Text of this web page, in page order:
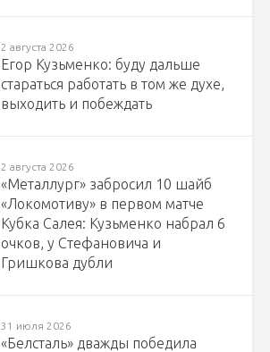
2 августа 2026
Егор Кузьменко: буду дальше
стараться работать в том же духе,
выходить и побеждать
2 августа 2026
«Металлург» забросил 10 шайб
«Локомотиву» в первом матче
Кубка Салея: Кузьменко набрал 6
очков, у Стефановича и
Гришкова дубли
31 июля 2026
«Белсталь» дважды победила